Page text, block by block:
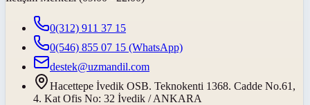
0(312) 911 37 15
0(546) 855 07 15 (WhatsApp)
destek@uzmandil.com
Hacettepe İvedik OSB. Teknokenti 1368. Cadde No.61,
4. Kat Ofis No: 32 İvedik / ANKARA